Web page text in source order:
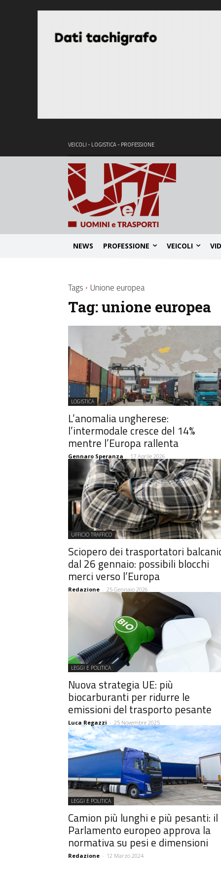
VEICOLI - LOGISTICA - PROFESSIONE
NEWS PROFESSIONE VEICOLI
Tags Unione europea
Tag:unione europea
LOGISTICA
L’anomalia ungherese:
l’intermodale cresce del 14%
mentre l’Europa rallenta
Gennaro Speranza - 17 Aprile 2026
UFFICIO TRAFFICO
Sciopero dei trasportatori
dal 26 gennaio: possibili blocchi
merci verso l’Europa
Redazione - 25 Gennaio 2026
LEGGI E POLITICA
Nuova strategia UE: più
biocarburanti per ridurre le
emissioni del trasporto pesante
Luca Regazzi - 25 Novembre 2025
LEGGI E POLITICA
Camion più lunghi e più pesanti: il
Parlamento europeo approva la
normativa su pesi e dimensioni
Redazione - 12 Marzo 2024